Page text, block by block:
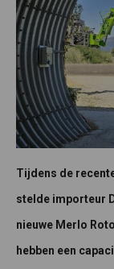
Tijdens de
stelde importeur
nieuwe Merlo
hebben een